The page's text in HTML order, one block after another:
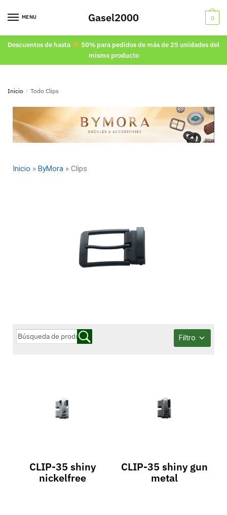
MENU Gasel2000 0
Descuentos de hasta
50% para pedidos de más de 25 unidades del
mismo producto
Inicio / Todo Clips
Inicio » ByMora » Clips
Filtro
CLIP-35 shiny
nickelfree
CLIP-35 shiny gun
metal